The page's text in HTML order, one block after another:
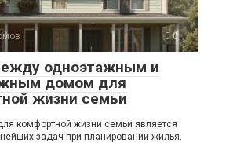
0
одноэтажным и
домом для
жизни семьи
комфортной жизни семьи является
задач при планировании жилья.